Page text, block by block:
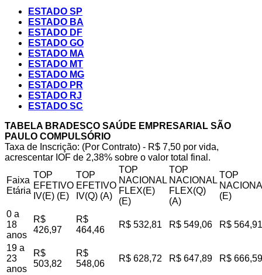
ESTADO SP
ESTADO BA
ESTADO DF
ESTADO GO
ESTADO MA
ESTADO MT
ESTADO MG
ESTADO PR
ESTADO RJ
ESTADO SC
TABELA BRADESCO SAÚDE EMPRESARIAL SÃO
PAULO COMPULSÓRIO
Taxa de Inscrição: (Por Contrato) - R$ 7,50 por vida,
acrescentar IOF de 2,38% sobre o valor total final.
Faixa
Etária
TOP
EFETIVO
IV(E) (E)
TOP
EFETIVO
IV(Q) (A)
TOP
NACIONAL
FLEX(E)
(E)
TOP
NACIONAL
FLEX(Q)
(A)
TOP
(E)
0 a
18
anos
R$
426,97
R$
464,46
R$ 532,81 R$ 549,06 R$ 564,91
19 a
23
anos
R$
503,82
R$
548,06
R$ 628,72 R$ 647,89 R$ 666,59